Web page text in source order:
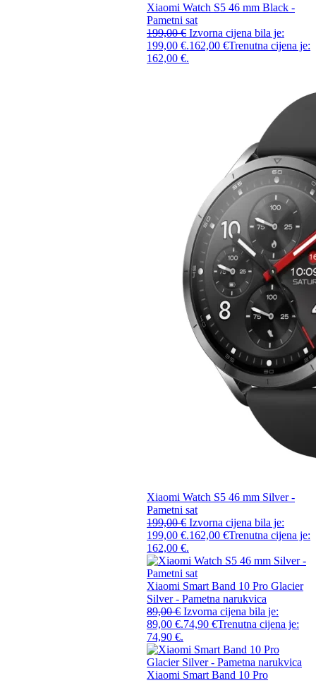
Xiaomi Watch S5 46 mm Black -
Pametni sat
199,00€ Izvorna cijena bila je:
199,00 €.162,00 €Trenutna cijena je:
162,00 €.
Xiaomi Watch S5 46 mm Silver -
Pametni sat
199,00€ Izvorna cijena bila je:
199,00 €.162,00 €Trenutna cijena je:
162,00 €.
Xiaomi Smart Band 10 Pro Glacier
Silver - Pametna narukvica
89,00€ Izvorna cijena bila je:
89,00 €.74,90 €Trenutna cijena je:
74,90 €.
Xiaomi Smart Band 10 Pro